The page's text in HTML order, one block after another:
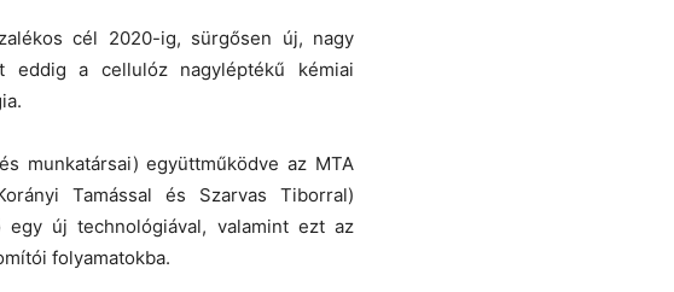
cél 2020-ig, sürgősen új, nagy
eddig a cellulóz nagyléptékű kémiai
munkatársai) együttműködve az MTA
Tamással és Szarvas Tiborral)
új technológiával, valamint ezt az
folyamatokba.